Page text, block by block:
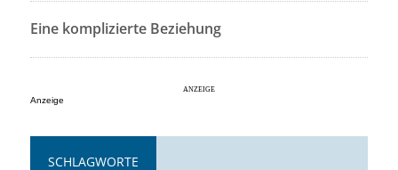
Eine komplizierte Beziehung
Anzeige
SCHLAGWORTE